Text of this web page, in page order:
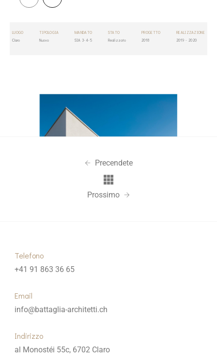
LUOGO
Claro
TIPOLOGIA
Nuovo
MANDATO
SIA 3-4-5
STATO
Realizzato
PROGETTO
2018
REALIZZAZIONE
2019 - 2020
Precendete
Prossimo
Telefono
+41 91 863 36 65
Email
info@battaglia-architetti.ch
Indirizzo
al Monostéi 55c, 6702 Claro